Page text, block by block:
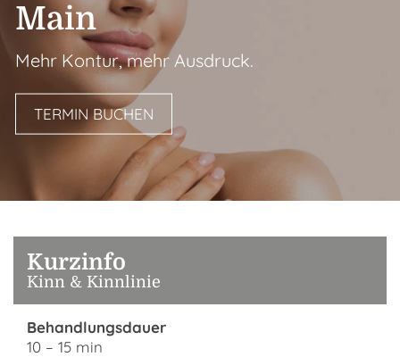
Main
Mehr Kontur, mehr Ausdruck.
TERMIN BUCHEN
Kurzinfo
Kinn & Kinnlinie
Behandlungsdauer
10 – 15 min